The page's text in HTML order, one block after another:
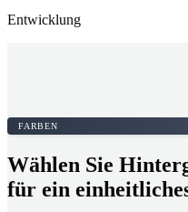
Entwicklung
FARBEN
Wählen Sie
für ein